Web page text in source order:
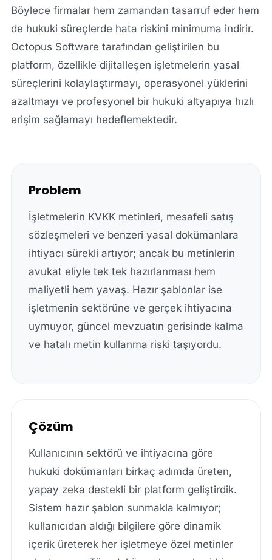
Böylece firmalar hem zamandan tasarruf eder hem
de hukuki süreçlerde hata riskini minimuma indirir.
Octopus Software tarafından geliştirilen bu
platform, özellikle dijitalleşen işletmelerin yasal
süreçlerini kolaylaştırmayı, operasyonel yüklerini
azaltmayı ve profesyonel bir hukuki altyapıya hızlı
erişim sağlamayı hedeflemektedir.
Problem
İşletmelerin KVKK metinleri, mesafeli satış
sözleşmeleri ve benzeri yasal dokümanlara
ihtiyacı sürekli artıyor; ancak bu metinlerin
avukat eliyle tek tek hazırlanması hem
maliyetli hem yavaş. Hazır şablonlar ise
işletmenin sektörüne ve gerçek ihtiyacına
uymuyor, güncel mevzuatın gerisinde kalma
ve hatalı metin kullanma riski taşıyordu.
Çözüm
Kullanıcının sektörü ve ihtiyacına göre
hukuki dokümanları birkaç adımda üreten,
yapay zeka destekli bir platform geliştirdik.
Sistem hazır şablon sunmakla kalmıyor;
kullanıcıdan aldığı bilgilere göre dinamik
içerik üreterek her işletmeye özel metinler